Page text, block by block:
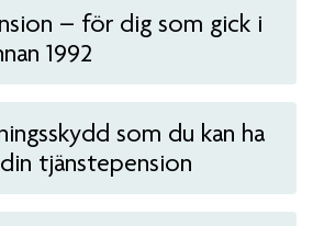
– för dig som gick i
1992
som du kan ha
tjänstepension